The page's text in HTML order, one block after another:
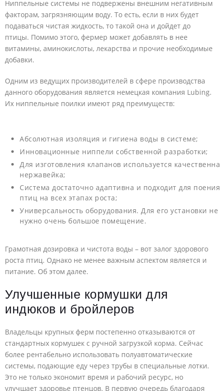
Ниппельные системы не подвержены внешним негативным
факторам, загрязняющим воду. То есть, если в них будет
подаваться чистая жидкость, то такой она и дойдет до
птицы. Помимо этого, фермер может добавлять в нее
витамины, аминокислоты, лекарства и прочие необходимые
добавки.
Одним из ведущих производителей в сфере производства
данного оборудования является немецкая компания Lubing.
Их ниппельные поилки имеют ряд преимуществ:
Абсолютная изоляция и гигиена воды в системе;
Инновационные ниппели собственной разработки;
Для изготовления клапанов используется
нержавейка;
Система достаточно адаптивна и подходит для поения
птиц на всех этапах роста;
Универсальность оборудования. Для его установки не
нужно очень большое помещение.
Грамотная дозировка и чистота воды – вот залог здорового
роста птиц. Однако не менее важным аспектом является и
питание. Об этом далее.
Улучшенные кормушки для
индюков и бройлеров
Владельцы крупных ферм постепенно отказываются от
стандартных кормушек с ручной загрузкой корма. Сейчас
более рентабельно использовать полуавтоматические
системы, подающие еду через трубы в специальные лотки.
Это не только экономит время и рабочий ресурс, но
улучшает здоровье птенцов. В первую очередь благодаря